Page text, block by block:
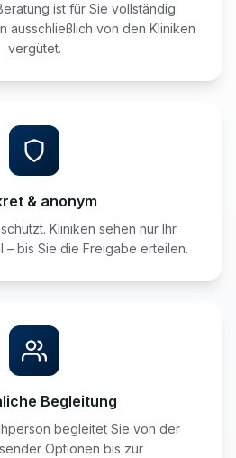
ist für Sie vollständig
ausschließlich von den Kliniken
vergütet.
& anonym
Kliniken sehen nur Ihr
– bis Sie die Freigabe erteilen.
Begleitung
begleitet Sie von der
Optionen bis zur